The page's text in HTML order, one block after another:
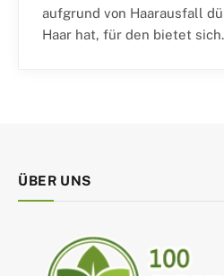
aufgrund von Haarausfall
Haar hat, für den bietet
ÜBER UNS